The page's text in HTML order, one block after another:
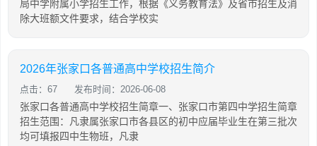
局中学附属小学招生工作，根据《义务教育法》及省市招生及消
除大班额文件要求，结合学校实
2026年张家口各普通高中学校招生简介
点击：67 发布时间：2026-06-08
张家口各普通高中学校招生简章一、张家口市第四中学招生简章
招生范围：凡隶属张家口市各县区的初中应届毕业生在第三批次
均可填报四中生物班，凡隶